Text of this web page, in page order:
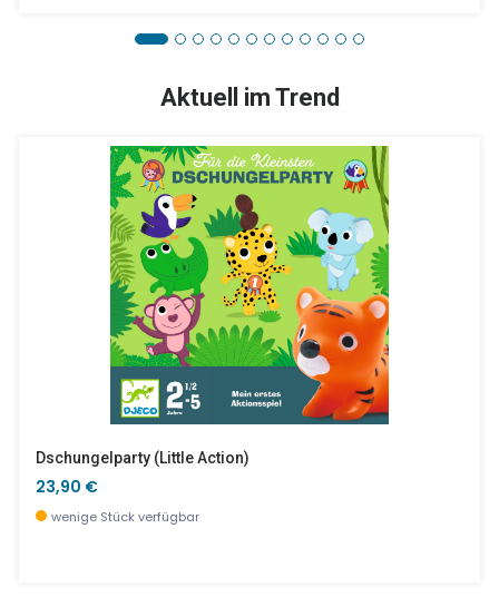
Aktuell im Trend
Dschungelparty (little Action)
23,90 €
wenige Stück verfügbar